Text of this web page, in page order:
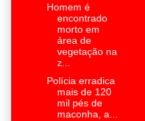
Homem é
encontrado
morto em
área de
vegetação na
z...
Polícia erradica
mais de 120
mil pés de
maconha, a...